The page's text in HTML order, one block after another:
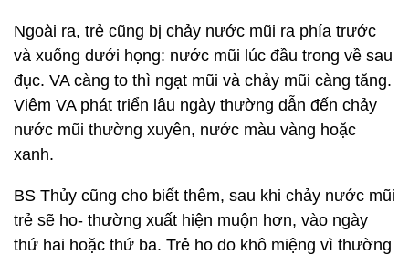
Ngoài ra, trẻ cũng bị chảy nước mũi ra phía trước
và xuống dưới họng: nước mũi lúc đầu trong về sau
đục. VA càng to thì ngạt mũi và chảy mũi càng tăng.
Viêm VA phát triển lâu ngày thường dẫn đến chảy
nước mũi thường xuyên, nước màu vàng hoặc
xanh.
BS Thủy cũng cho biết thêm, sau khi chảy nước mũi
trẻ sẽ ho- thường xuất hiện muộn hơn, vào ngày
thứ hai hoặc thứ ba. Trẻ ho do khô miệng vì thường